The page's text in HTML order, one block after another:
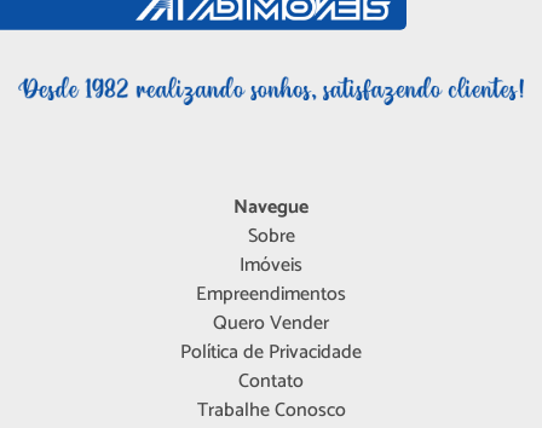
Navegue
Sobre
Imóveis
Empreendimentos
Quero Vender
Política de Privacidade
Contato
Trabalhe Conosco